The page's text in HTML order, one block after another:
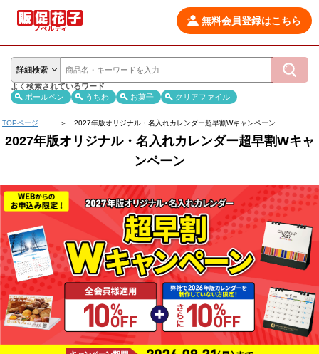
無料会員登録はこちら
詳細検索
よく検索されているワード
ボールペン
うちわ お菓子 クリアファイル
TOPページ 2027年版オリジナル・名入れカレンダー超早割Wキャンペーン
2027年版オリジナル・名入れカレンダー超早割Wキャ
ンペーン